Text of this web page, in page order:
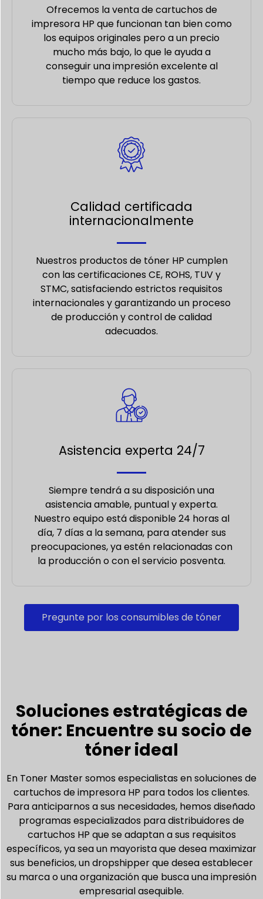
Ofrecemos la venta de cartuchos de
impresora HP que funcionan tan bien como
los equipos originales pero a un precio
mucho más bajo, lo que le ayuda a
conseguir una impresión excelente al
tiempo que reduce los gastos.
Calidad certificada
internacionalmente
Nuestros productos de tóner HP cumplen
con las certificaciones CE, ROHS, TUV y
STMC, satisfaciendo estrictos requisitos
internacionales y garantizando un proceso
de producción y control de calidad
adecuados.
Asistencia experta 24/7
Siempre tendrá a su disposición una
asistencia amable, puntual y experta.
Nuestro equipo está disponible 24 horas al
día, 7 días a la semana, para atender sus
preocupaciones, ya estén relacionadas con
la producción o con el servicio posventa.
Pregunte por los consumibles de tóner
Soluciones estratégicas de
tóner: Encuentre su socio de
tóner ideal
En Toner Master somos especialistas en soluciones de
cartuchos de impresora HP para todos los clientes.
Para anticiparnos a sus necesidades, hemos diseñado
programas especializados para distribuidores de
cartuchos HP que se adaptan a sus requisitos
específicos, ya sea un mayorista que desea maximizar
sus beneficios, un dropshipper que desea establecer
su marca o una organización que busca una impresión
empresarial asequible.